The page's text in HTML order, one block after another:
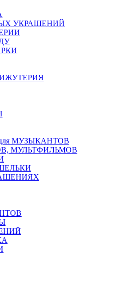
УКРАШЕНИЙ
МУЗЫКАНТОВ
МУЛЬТФИЛЬМОВ